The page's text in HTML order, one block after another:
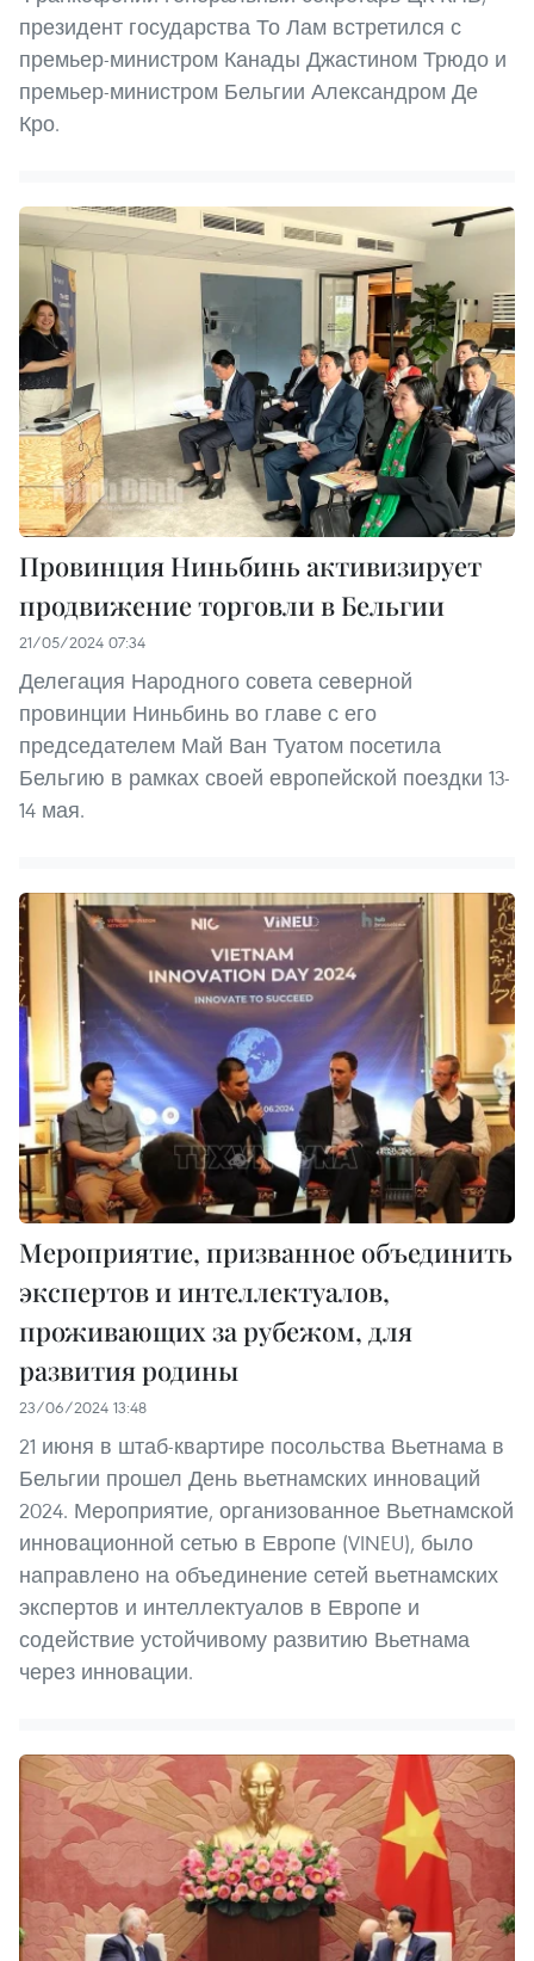
президент государства То Лам встретился с
премьер-министром Канады Джастином Трюдо и
премьер-министром Бельгии Александром Де
Кро.
Провинция Ниньбинь активизирует
продвижение торговли в Бельгии
21/05/2024 07:34
Делегация Народного совета северной
провинции Ниньбинь во главе с его
председателем Май Ван Туатом посетила
Бельгию в рамках своей европейской поездки 13-
14 мая.
Мероприятие, призванное объединить
экспертов и интеллектуалов,
проживающих за рубежом, для
развития родины
23/06/2024 13:48
21 июня в штаб-квартире посольства Вьетнама в
Бельгии прошел День вьетнамских инноваций
2024. Мероприятие, организованное Вьетнамской
инновационной сетью в Европе (VINEU), было
направлено на объединение сетей вьетнамских
экспертов и интеллектуалов в Европе и
содействие устойчивому развитию Вьетнама
через инновации.